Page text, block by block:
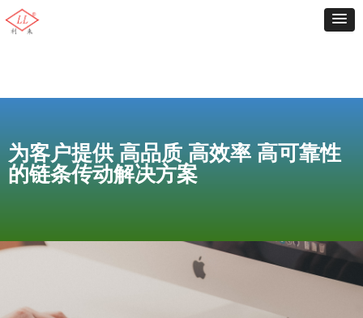
为客户提供 高品质 高效率 高可靠性
的链条传动解决方案